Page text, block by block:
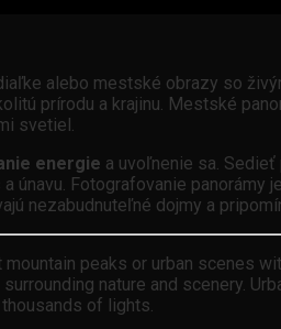
alebo mestské obrazy so
prírodu a krajinu. Mestské
svetiel.
energie a uvoľnenie sa.
únavu. Fotografovanie
nezabudnuteľné dojmy a
peaks or urban scenes
nature and scenery.
of lights.